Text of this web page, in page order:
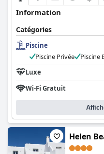
Information
Catégories
Piscine
Piscine Privée
Piscine
Luxe
Wi-Fi Gratuit
Helen